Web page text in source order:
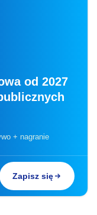
od 2027
+ nagranie
Zapisz się